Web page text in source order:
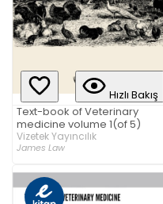
Hızlı Bakış
Text-book of Veterinary
medicine volume 1(of 5)
Vizetek Yayıncılık
James Law